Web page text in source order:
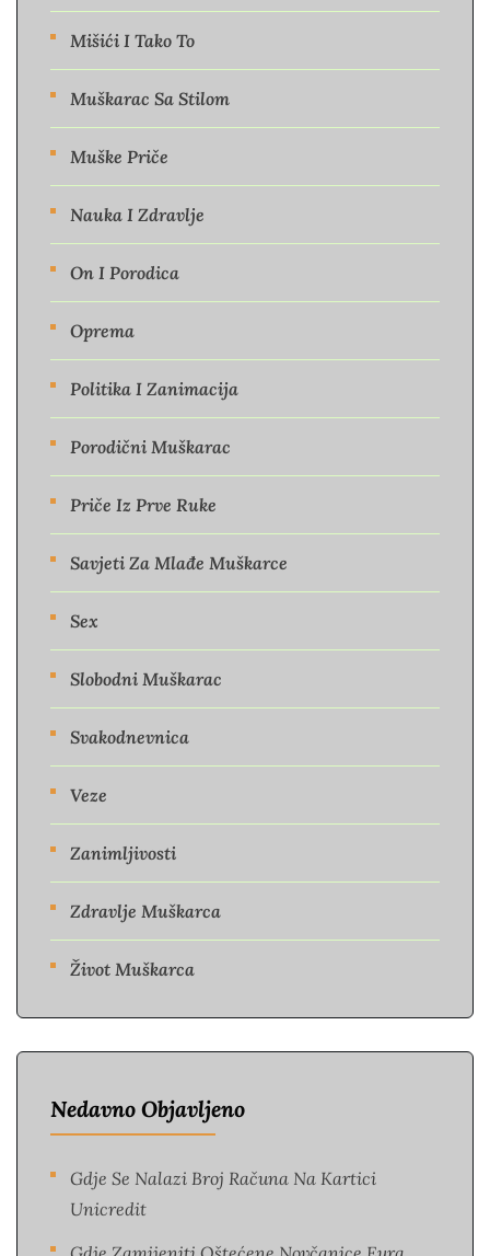
Mišići I Tako To
Muškarac Sa Stilom
Muške Priče
Nauka I Zdravlje
On I Porodica
Oprema
Politika I Zanimacija
Porodični Muškarac
Priče Iz Prve Ruke
Savjeti Za Mlađe Muškarce
Sex
Slobodni Muškarac
Svakodnevnica
Veze
Zanimljivosti
Zdravlje Muškarca
Život Muškarca
Nedavno Objavljeno
Gdje Se Nalazi Broj Računa Na Kartici
Unicredit